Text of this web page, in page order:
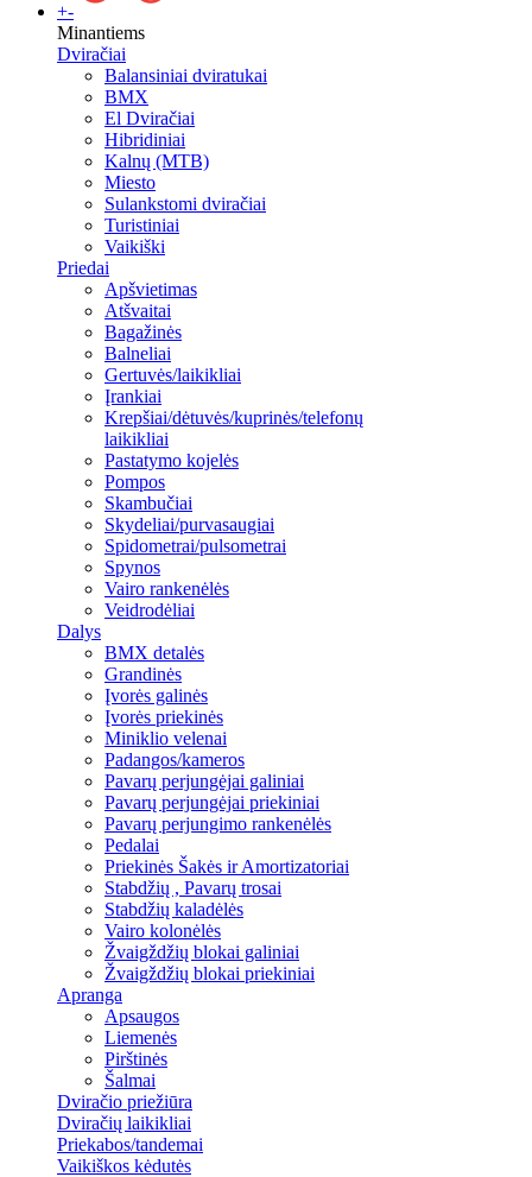
+-
Minantiems
Dviračiai
Balansiniai dviratukai
BMX
El Dviračiai
Hibridiniai
Kalnų (MTB)
Miesto
Sulankstomi dviračiai
Turistiniai
Vaikiški
Priedai
Apšvietimas
Atšvaitai
Bagažinės
Balneliai
Gertuvės/laikikliai
Įrankiai
Krepšiai/dėtuvės/kuprinės/telefonų
laikikliai
Pastatymo kojelės
Pompos
Skambučiai
Skydeliai/purvasaugiai
Spidometrai/pulsometrai
Spynos
Vairo rankenėlės
Veidrodėliai
Dalys
BMX detalės
Grandinės
Įvorės galinės
Įvorės priekinės
Miniklio velenai
Padangos/kameros
Pavarų perjungėjai galiniai
Pavarų perjungėjai priekiniai
Pavarų perjungimo rankenėlės
Pedalai
Priekinės Šakės ir Amortizatoriai
Stabdžių , Pavarų trosai
Stabdžių kaladėlės
Vairo kolonėlės
Žvaigždžių blokai galiniai
Žvaigždžių blokai priekiniai
Apranga
Apsaugos
Liemenės
Pirštinės
Šalmai
Dviračio priežiūra
Dviračių laikikliai
Priekabos/tandemai
Vaikiškos kėdutės